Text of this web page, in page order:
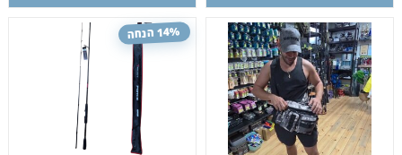
14% הנחה